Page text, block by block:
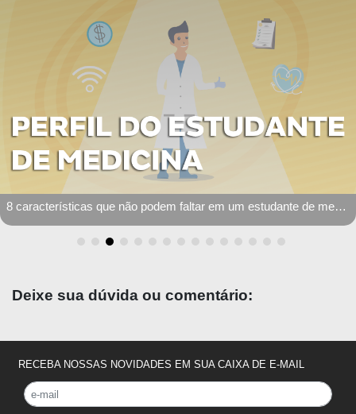
Como aprender sobre ventilação mecânica - Ventilamed e CPVent
Deixe sua dúvida ou comentário:
RECEBA NOSSAS NOVIDADES EM SUA CAIXA DE E-MAIL